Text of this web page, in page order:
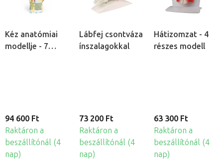
Kéz anatómiai
modellje - 7
94 600 Ft
Raktáron a
beszállítónál (4
nap)
Lábfej csontváza
ínszalagokkal
73 200 Ft
Raktáron a
beszállítónál (4
nap)
Hátizomzat - 4
részes modell
63 300 Ft
Raktáron a
beszállítónál (4
nap)